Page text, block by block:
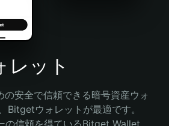
レット
の安全で信頼できる暗号資産ウォ
Bitgetウォレットが最適です。
の信頼を得ているBitget Wallet